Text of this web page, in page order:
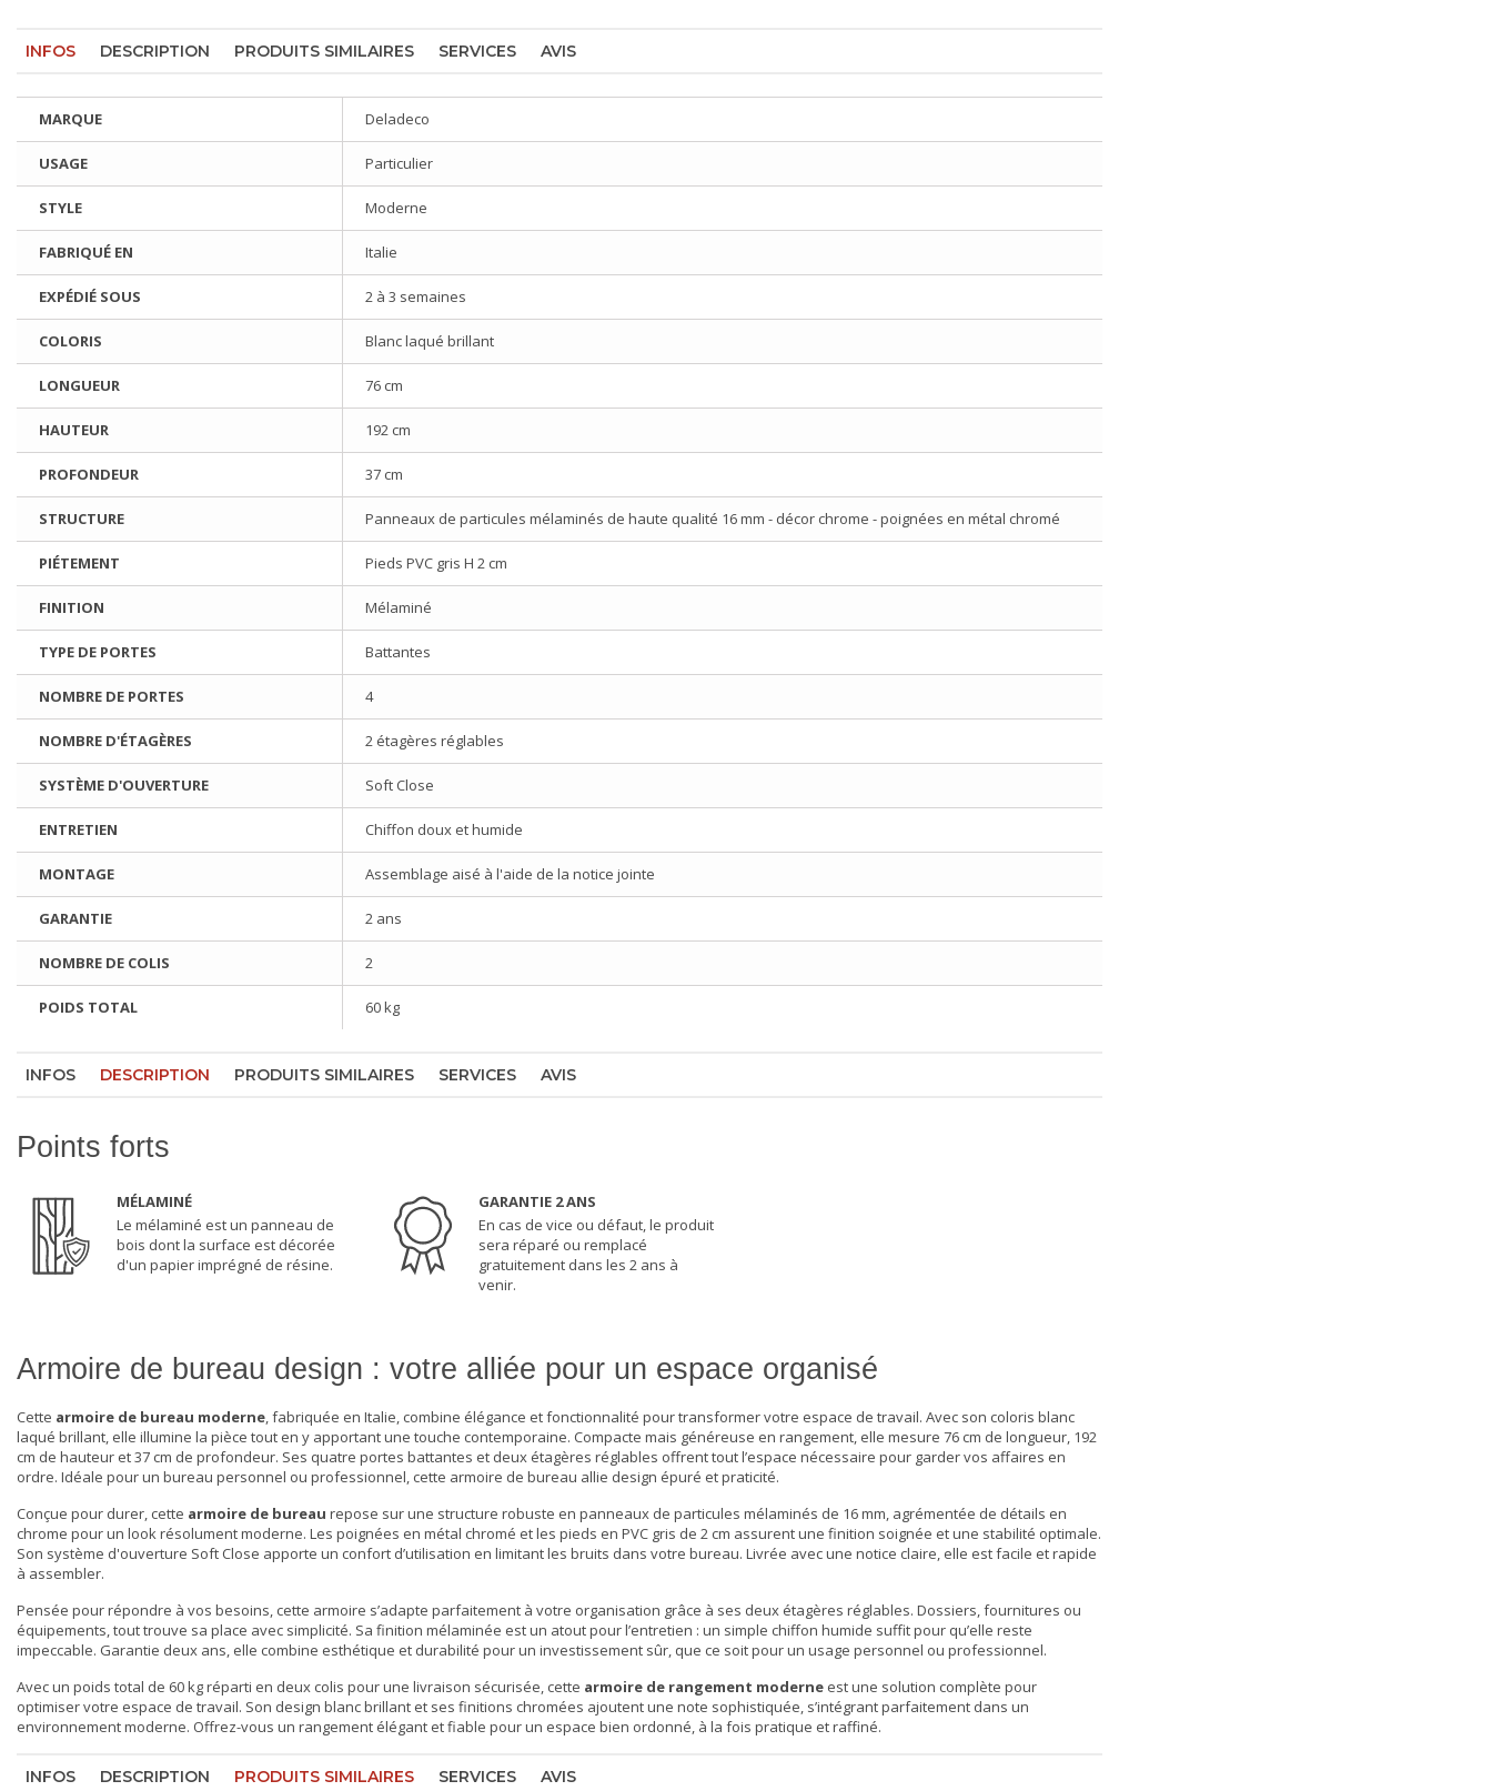
INFOS DESCRIPTION PRODUITS SIMILAIRES SERVICES AVIS
MARQUE Deladeco
USAGE Particulier
STYLE Moderne
FABRIQUÉ EN Italie
EXPÉDIÉ SOUS 2 à 3 semaines
COLORIS Blanc laqué brillant
LONGUEUR 76 cm
HAUTEUR 192 cm
PROFONDEUR 37 cm
STRUCTURE Panneaux de particules mélaminés de haute qualité 16 mm - décor chrome - poignées en métal chromé
PIÉTEMENT Pieds PVC gris H 2 cm
FINITION Mélaminé
TYPE DE PORTES Battantes
NOMBRE DE PORTES 4
NOMBRE D'ÉTAGÈRES 2 étagères réglables
SYSTÈME D'OUVERTURE Soft Close
ENTRETIEN Chiffon doux et humide
MONTAGE Assemblage aisé à l'aide de la notice jointe
GARANTIE 2 ans
NOMBRE DE COLIS 2
POIDS TOTAL 60 kg
INFOS DESCRIPTION PRODUITS SIMILAIRES SERVICES AVIS
Points forts
MÉLAMINÉ
Le mélaminé est un panneau de
bois dont la surface est décorée
d'un papier imprégné de résine.
GARANTIE 2 ANS
En cas de vice ou défaut, le produit
sera réparé ou remplacé
gratuitement dans les 2 ans à
venir.
Armoire de bureau design : votre alliée pour un espace organisé
Cette armoire de bureau moderne, fabriquée en Italie, combine élégance et fonctionnalité pour transformer votre espace de travail. Avec son coloris blanc
laqué brillant, elle illumine la pièce tout en y apportant une touche contemporaine. Compacte mais généreuse en rangement, elle mesure 76 cm de longueur, 192
cm de hauteur et 37 cm de profondeur. Ses quatre portes battantes et deux étagères réglables offrent tout l’espace nécessaire pour garder vos affaires en
ordre. Idéale pour un bureau personnel ou professionnel, cette armoire de bureau allie design épuré et praticité.
Conçue pour durer, cette armoire de bureau repose sur une structure robuste en panneaux de particules mélaminés de 16 mm, agrémentée de détails en
chrome pour un look résolument moderne. Les poignées en métal chromé et les pieds en PVC gris de 2 cm assurent une finition soignée et une stabilité optimale.
Son système d'ouverture Soft Close apporte un confort d’utilisation en limitant les bruits dans votre bureau. Livrée avec une notice claire, elle est facile et rapide
à assembler.
Pensée pour répondre à vos besoins, cette armoire s’adapte parfaitement à votre organisation grâce à ses deux étagères réglables. Dossiers, fournitures ou
équipements, tout trouve sa place avec simplicité. Sa finition mélaminée est un atout pour l’entretien : un simple chiffon humide suffit pour qu’elle reste
impeccable. Garantie deux ans, elle combine esthétique et durabilité pour un investissement sûr, que ce soit pour un usage personnel ou professionnel.
Avec un poids total de 60 kg réparti en deux colis pour une livraison sécurisée, cette armoire de rangement moderne est une solution complète pour
optimiser votre espace de travail. Son design blanc brillant et ses finitions chromées ajoutent une note sophistiquée, s’intégrant parfaitement dans un
environnement moderne. Offrez-vous un rangement élégant et fiable pour un espace bien ordonné, à la fois pratique et raffiné.
INFOS DESCRIPTION PRODUITS SIMILAIRES SERVICES AVIS